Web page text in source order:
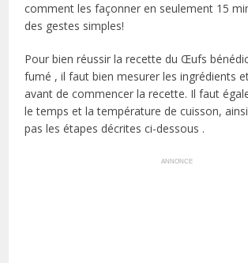
comment les façonner en seulement 15
des gestes simples!
Pour bien réussir la recette du Œufs
fumé , il faut bien mesurer les ingrédients
avant de commencer la recette. Il faut
le temps et la température de cuisson,
pas les étapes décrites ci-dessous .
ANNONCE